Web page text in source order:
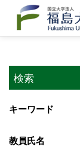
検索
キーワード
教員氏名